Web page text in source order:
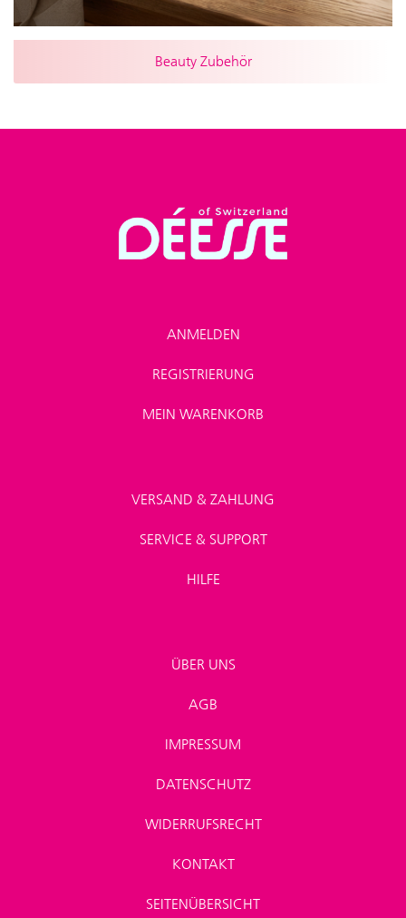
Beauty Zubehör
ANMELDEN
REGISTRIERUNG
MEIN WARENKORB
VERSAND & ZAHLUNG
SERVICE & SUPPORT
HILFE
ÜBER UNS
AGB
IMPRESSUM
DATENSCHUTZ
WIDERRUFSRECHT
KONTAKT
SEITENÜBERSICHT